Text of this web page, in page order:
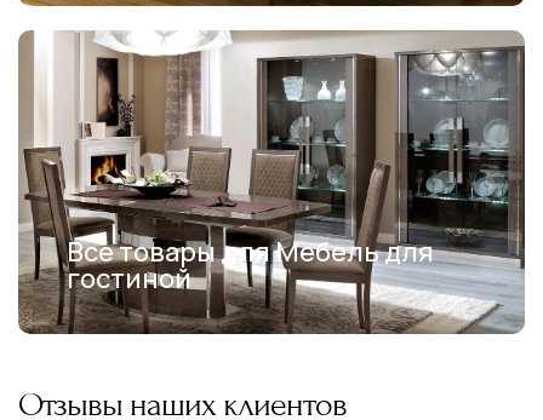
Все товары для Мебель для
гостиной
Отзывы наших клиентов